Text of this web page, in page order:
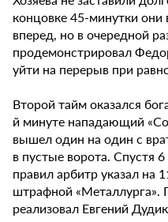
концовке 45-минутки они
вперед, но в очередной
продемонстрировал
уйти на перерыв при
Второй тайм оказался
й минуте нападающий
вышел один на один с
в пустые ворота. Спустя
правил арбитр указал на
штрафной «Металлурга».
реализовал Евгений